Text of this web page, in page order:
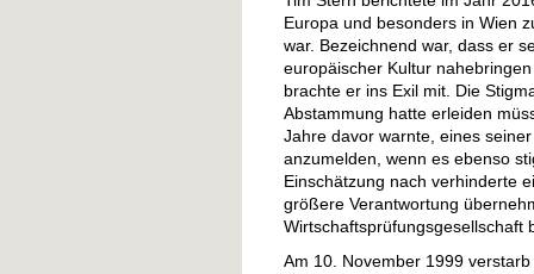
Europa und besonders in Wien
war. Bezeichnend war, dass er
europäischer Kultur
brachte er ins Exil mit. Die
Abstammung hatte erleiden
Jahre davor warnte, eines
anzumelden, wenn es ebenso
Einschätzung nach verhinderte
größere Verantwortung
Wirtschaftsprüfungsgesellschaft
Am 10. November 1999